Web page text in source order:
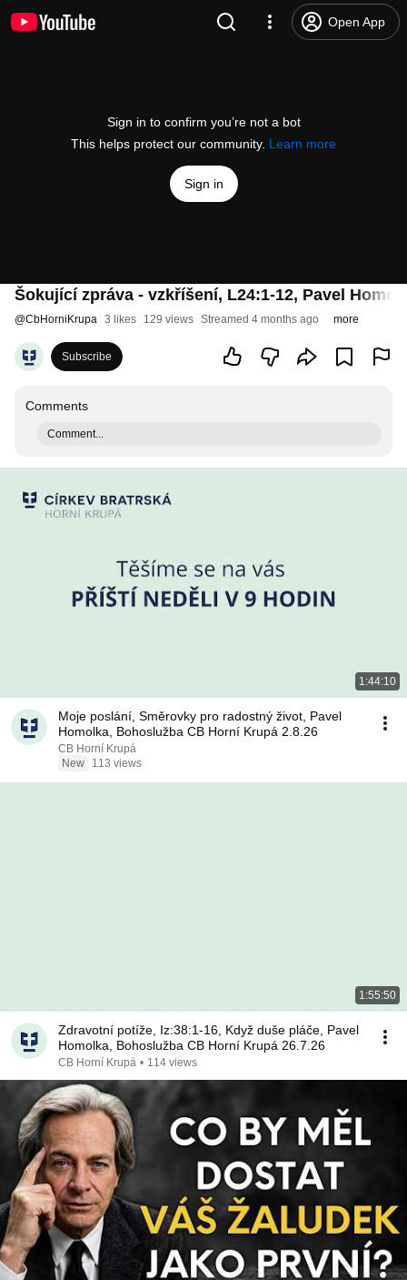
Open App
Sign in to confirm you’re not a bot
This helps protect our community. Learn more
Sign in
Šokující zpráva - vzkříšení, L24:1-12, Pavel
@CbHorniKrupa 3 likes 129 views Streamed 4 months ago more
Subscribe
Comments
Comment...
1:44:10
Moje poslání, Směrovky pro radostný život, Pavel
Homolka, Bohoslužba CB Horní Krupá 2.8.26
CB Horní Krupá
New
113 views
1:55:50
Zdravotní potíže, Iz:38:1-16, Když duše pláče, Pavel
Homolka, Bohoslužba CB Horní Krupá 26.7.26
CB Horní Krupá • 114 views